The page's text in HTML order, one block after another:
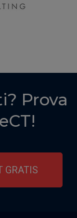
Prova
GRATIS